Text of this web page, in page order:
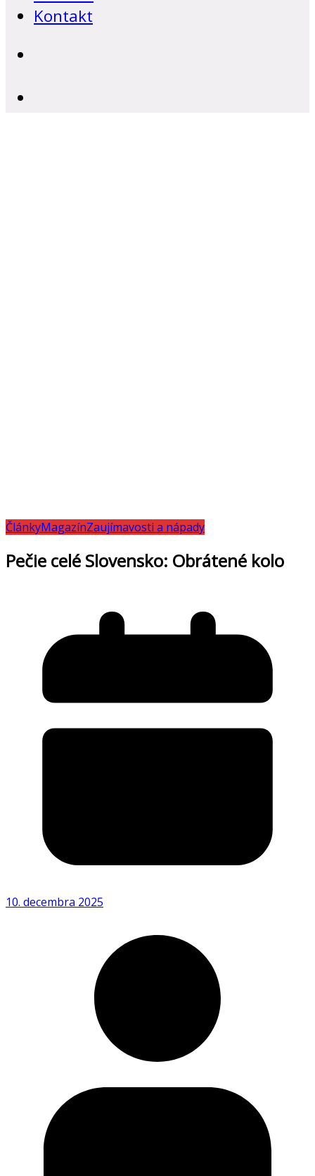
Kontakt
ČlánkyMagazínZaujímavosti a nápady
Pečie celé Slovensko: Obrátené kolo
10. decembra 2025